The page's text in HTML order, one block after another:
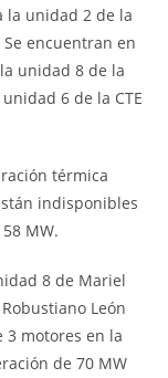
la unidad 2 de la
Se encuentran en
unidad 8 de la
6 de la CTE
térmica
indisponibles
MW.
8 de Mariel
León
3 motores en la
de 70 MW